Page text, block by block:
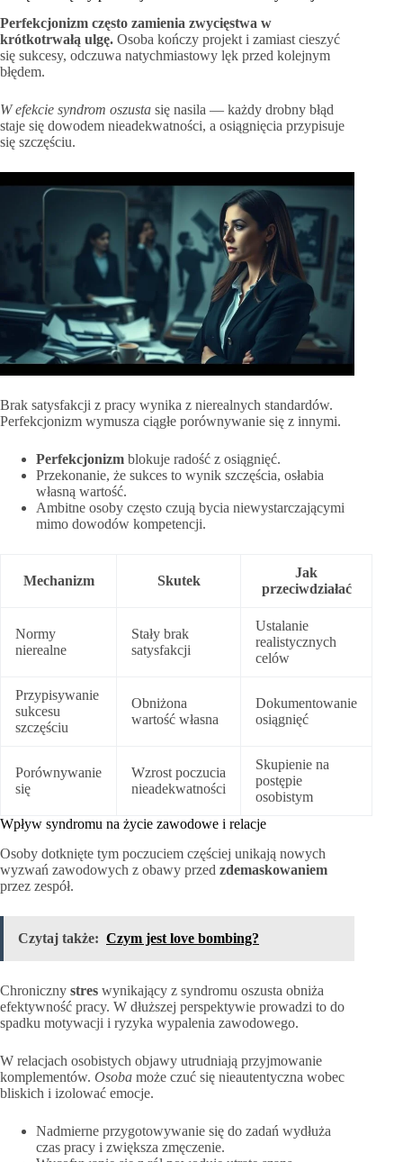
Perfekcjonizm często zamienia zwycięstwa w
krótkotrwałą ulgę. Osoba kończy projekt i zamiast cieszyć
się sukcesy, odczuwa natychmiastowy lęk przed kolejnym
błędem.
W efekcie syndrom oszusta się nasila — każdy drobny błąd
staje się dowodem nieadekwatności, a osiągnięcia przypisuje
się szczęściu.
Brak satysfakcji z pracy wynika z nierealnych standardów.
Perfekcjonizm wymusza ciągłe porównywanie się z innymi.
Perfekcjonizm blokuje radość z osiągnięć.
Przekonanie, że sukces to wynik szczęścia, osłabia
własną wartość.
Ambitne osoby często czują bycia niewystarczającymi
mimo dowodów kompetencji.
Mechanizm Skutek
Jak
przeciwdziałać
Normy
nierealne
Stały brak
satysfakcji
Ustalanie
realistycznych
celów
Przypisywanie
sukcesu
szczęściu
Obniżona
wartość własna
Dokumentowanie
osiągnięć
Porównywanie
się
Wzrost poczucia
nieadekwatności
Skupienie na
postępie
osobistym
Wpływ syndromu na życie zawodowe i relacje
Osoby dotknięte tym poczuciem częściej unikają nowych
wyzwań zawodowych z obawy przed zdemaskowaniem
przez zespół.
Czytaj także: Czym jest love bombing?
Chroniczny stres wynikający z syndromu oszusta obniża
efektywność pracy. W dłuższej perspektywie prowadzi to do
spadku motywacji i ryzyka wypalenia zawodowego.
W relacjach osobistych objawy utrudniają przyjmowanie
komplementów. Osoba może czuć się nieautentyczna wobec
bliskich i izolować emocje.
Nadmierne przygotowywanie się do zadań wydłuża
czas pracy i zwiększa zmęczenie.